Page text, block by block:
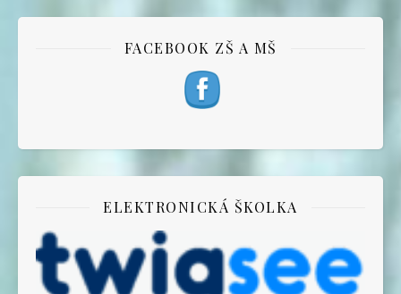
FACEBOOK ZŠ A MŠ
ELEKTRONICKÁ ŠKOLKA